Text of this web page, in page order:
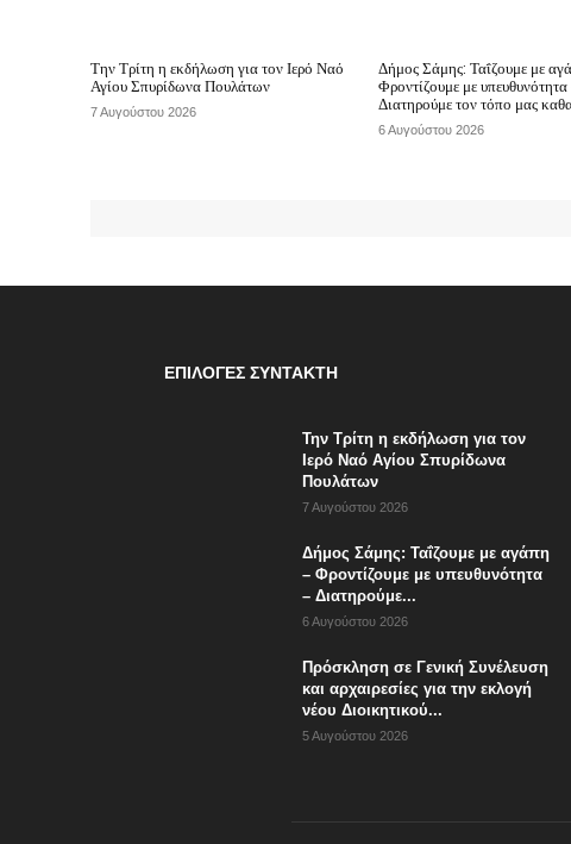
Την Τρίτη η εκδήλωση για τον Ιερό Ναό
Αγίου Σπυρίδωνα Πουλάτων
7 Αυγούστου 2026
Δήμος Σάμης: Ταΐζουμε με
Φροντίζουμε με
Διατηρούμε τον τόπο μας
6 Αυγούστου 2026
ΕΠΙΛΟΓΈΣ ΣΥΝΤΆΚΤΗ
Την Τρίτη η εκδήλωση για τον
Ιερό Ναό Αγίου Σπυρίδωνα
Πουλάτων
7 Αυγούστου 2026
Δήμος Σάμης: Ταΐζουμε με αγάπη
– Φροντίζουμε με υπευθυνότητα
– Διατηρούμε...
6 Αυγούστου 2026
Πρόσκληση σε Γενική Συνέλευση
και αρχαιρεσίες για την εκλογή
νέου Διοικητικού...
5 Αυγούστου 2026